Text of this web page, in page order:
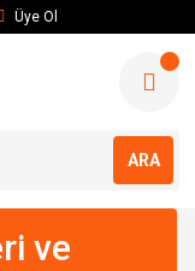
Üye Ol
ARA
ve